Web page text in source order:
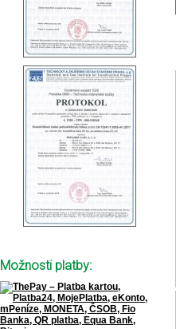
Možnosti platby: